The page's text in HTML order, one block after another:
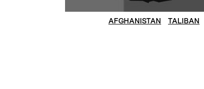
AFGHANISTAN TALIBAN